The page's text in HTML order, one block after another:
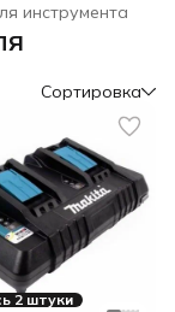
инструмента
Сортировка
2 штуки